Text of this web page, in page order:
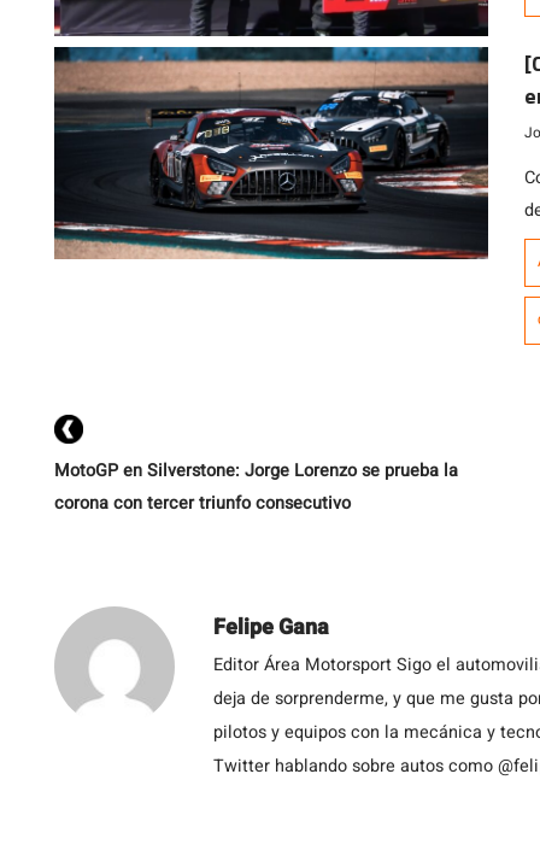
MotoGP en Silverstone: Jorge Lorenzo se prueba la
corona con tercer triunfo consecutivo
Felipe Gana
Editor Área Motorsport Sigo el
deja de sorprenderme, y que me gusta
pilotos y equipos con la mecánica y
Twitter hablando sobre autos como